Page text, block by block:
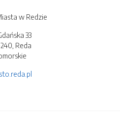
w Redzie
33
Reda